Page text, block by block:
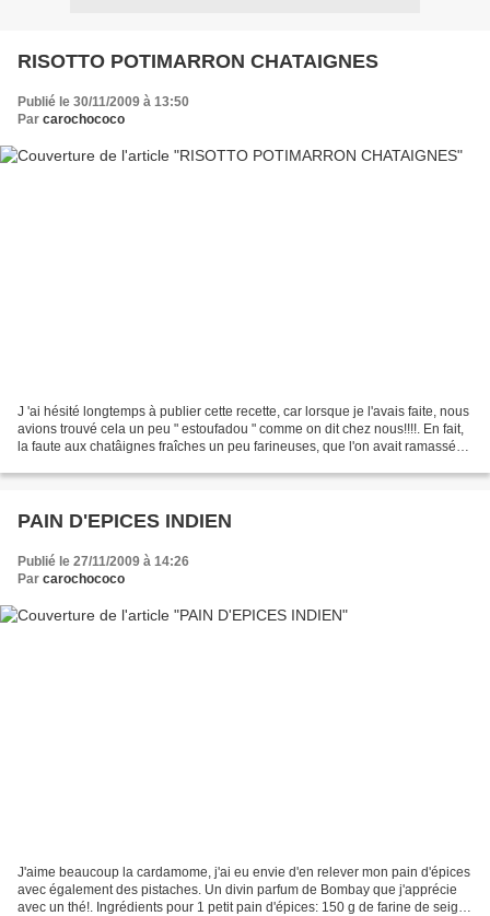
RISOTTO POTIMARRON CHATAIGNES
Publié le 30/11/2009 à 13:50
Par carochococo
J 'ai hésité longtemps à publier cette recette, car lorsque je l'avais faite, nous
avions trouvé cela un peu " estoufadou " comme on dit chez nous!!!!. En fait,
la faute aux chatâignes fraîches un peu farineuses, que l'on avait ramassé
PAIN D'EPICES INDIEN
Publié le 27/11/2009 à 14:26
Par carochococo
J'aime beaucoup la cardamome, j'ai eu envie d'en relever mon pain d'épices
avec également des pistaches. Un divin parfum de Bombay que j'apprécie
avec un thé!. Ingrédients pour 1 petit pain d'épices: 150 g de farine de seigle